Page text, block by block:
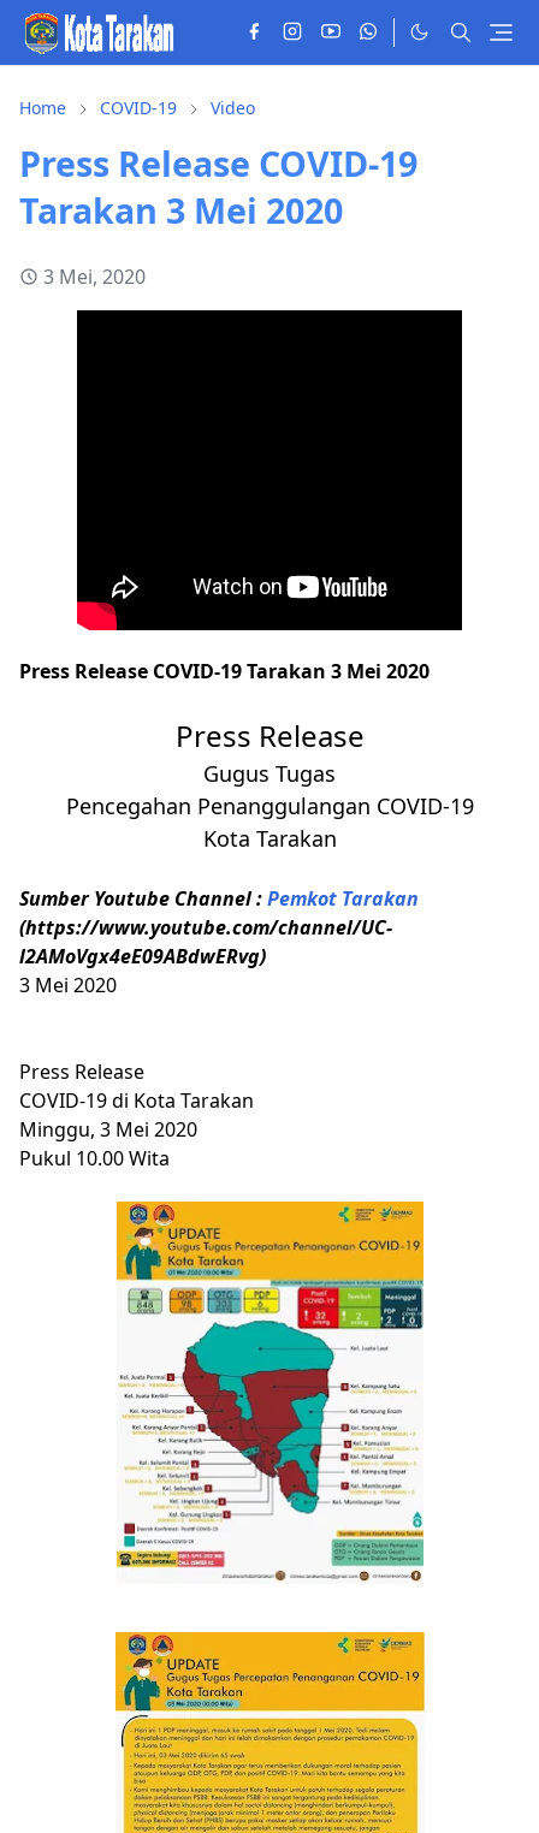
Home COVID-19 Video
Press Release COVID-19
Tarakan 3 Mei 2020
3 Mei, 2020
Press Release COVID-19 Tarakan 3 Mei 2020
Press Release
Gugus Tugas
Pencegahan Penanggulangan COVID-19
Kota Tarakan
Sumber Youtube Channel :Pemkot Tarakan
(https://www.youtube.com/channel/UC-
l2AMoVgx4eE09ABdwERvg)
3 Mei 2020
Press Release
COVID-19 di Kota Tarakan
Minggu, 3 Mei 2020
Pukul 10.00 Wita